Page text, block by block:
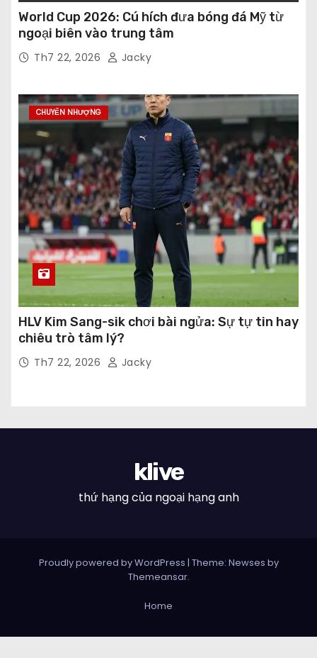
World Cup 2026: Cú hích đưa bóng đá Mỹ từ
ngoại biên vào trung tâm
Th7 22, 2026 Jacky
CHUYỂN NHƯỢNG
HLV Kim Sang-sik chơi bài ngửa: Sự tự tin hay
chiêu trò tâm lý?
Th7 22, 2026 Jacky
klive
thứ hạng của ngoại hạng anh
Proudly powered by WordPress | Theme: Newses by
Themeansar.
Home